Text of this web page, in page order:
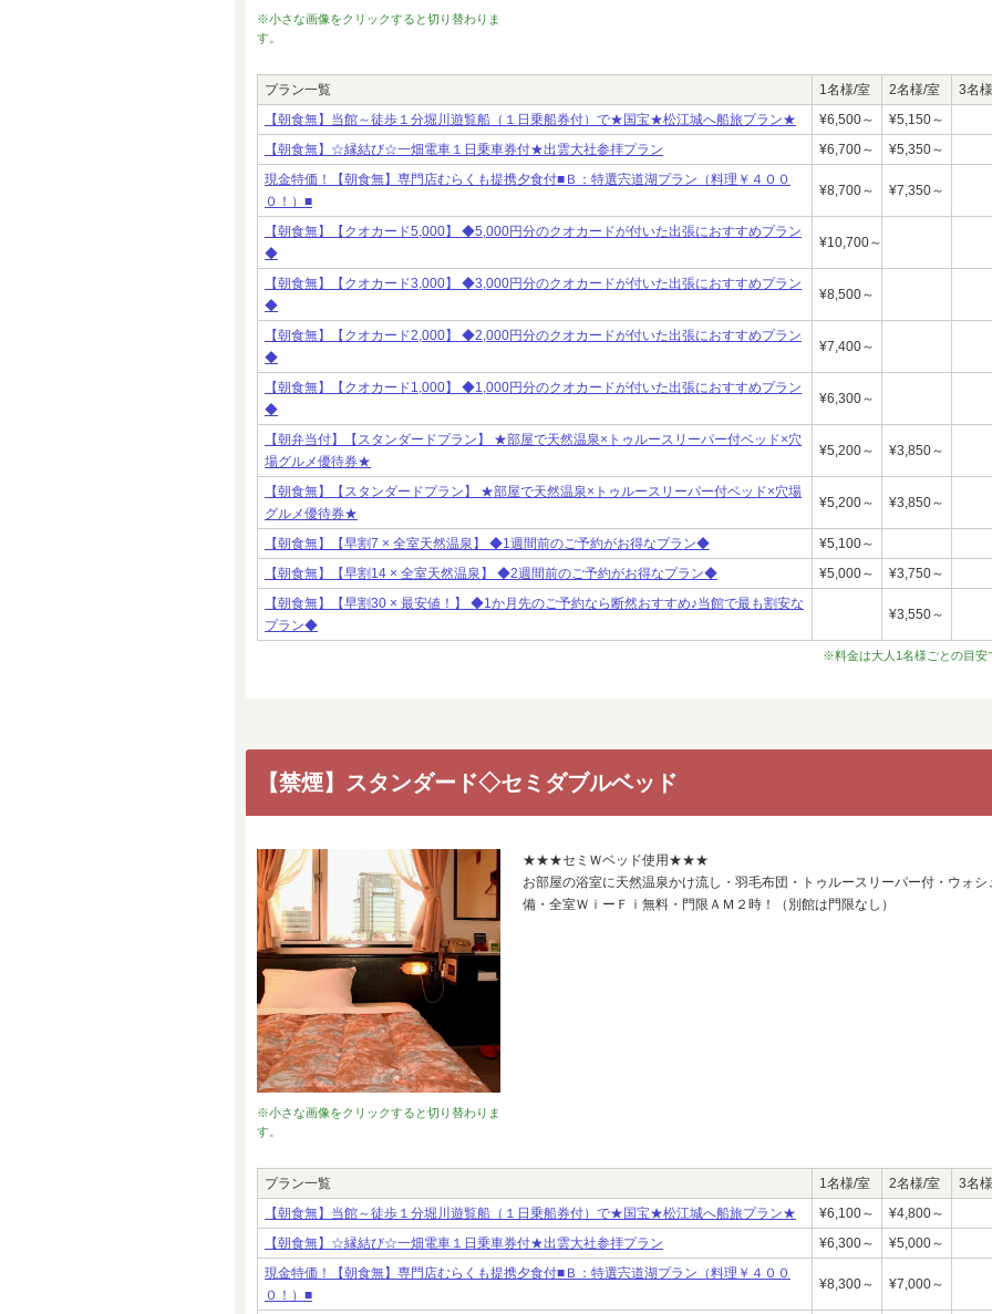
※小さな画像をクリックすると切り替わりま
す。
プラン一覧 1名様/室 2名様/室 3名
【朝食無】当館～徒歩１分堀川遊覧船（１日乗船券付）で★国宝★松江城へ船旅プラン★
¥6,500～
¥5,150～
【朝食無】☆縁結び☆一畑電車１日乗車券付★出雲大社参拝プラン
¥6,700～
¥5,350～
現金特価！【朝食無】専門店むらくも提携夕食付■Ｂ：特選宍道湖プラン（料理￥４００
０！）■
¥8,700～ ¥7,350～
【朝食無】【クオカード5,000】 ◆5,000円分のクオカードが付いた出張におすすめプラン
◆
¥10,700～
【朝食無】【クオカード3,000】 ◆3,000円分のクオカードが付いた出張におすすめプラン
◆
¥8,500～
【朝食無】【クオカード2,000】 ◆2,000円分のクオカードが付いた出張におすすめプラン
◆
¥7,400～
【朝食無】【クオカード1,000】 ◆1,000円分のクオカードが付いた出張におすすめプラン
◆
¥6,300～
【朝弁当付】【スタンダードプラン】 ★部屋で天然温泉×トゥルースリーパー付ベッド×穴
場グルメ優待券★
¥5,200～ ¥3,850～
【朝食無】【スタンダードプラン】 ★部屋で天然温泉×トゥルースリーパー付ベッド×穴場
グルメ優待券★
¥5,200～ ¥3,850～
【朝食無】【早割7 × 全室天然温泉】 ◆1週間前のご予約がお得なプラン◆
¥5,100～
【朝食無】【早割14 × 全室天然温泉】 ◆2週間前のご予約がお得なプラン◆
¥5,000～
¥3,750～
【朝食無】【早割30 × 最安値！】 ◆1か月先のご予約なら断然おすすめ♪当館で最も割安な
プラン◆
¥3,550～
※料金は大人1名様ごとの目安
【禁煙】スタンダード◇セミダブルベッド
※小さな画像をクリックすると切り替わりま
す。
★★★セミＷベッド使用★★★
お部屋の浴室に天然温泉かけ流し・羽毛布団・トゥルースリーパー付・ウォ
備・全室ＷｉーＦｉ無料・門限ＡＭ２時！（別館は門限なし）
プラン一覧 1名様/室 2名様/室 3名
【朝食無】当館～徒歩１分堀川遊覧船（１日乗船券付）で★国宝★松江城へ船旅プラン★
¥6,100～
¥4,800～
【朝食無】☆縁結び☆一畑電車１日乗車券付★出雲大社参拝プラン
¥6,300～
¥5,000～
現金特価！【朝食無】専門店むらくも提携夕食付■Ｂ：特選宍道湖プラン（料理￥４００
０！）■
¥8,300～ ¥7,000～